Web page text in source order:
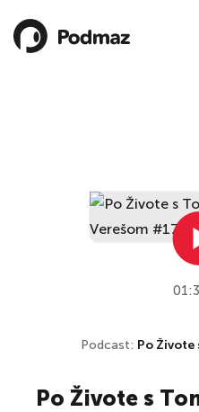
Podcast: Po Živote
Po Živote s